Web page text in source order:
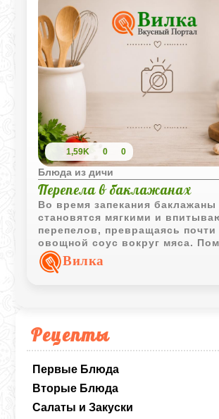
Рецепты
Первые Блюда
Вторые Блюда
Салаты и Закуски
1,59K 0 0
Блюда из дичи
Перепела в баклажанах
Во время запекания баклажаны
становятся мягкими и
перепелов, превращаясь почти
овощной соус вокруг мяса.
сверху слегка подсыхают и
блюду лёгкую кислинку и
Вилка